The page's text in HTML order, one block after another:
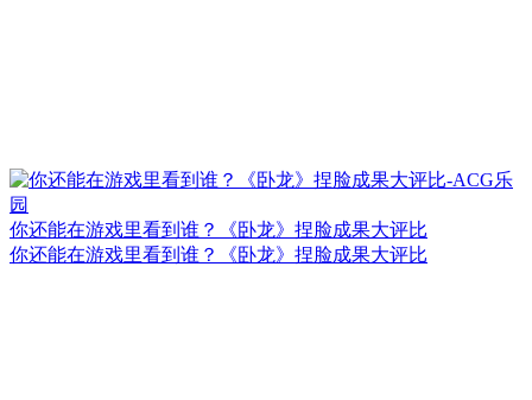
你还能在游戏里看到谁？《卧龙》捏脸成果大评比
你还能在游戏里看到谁？《卧龙》捏脸成果大评比